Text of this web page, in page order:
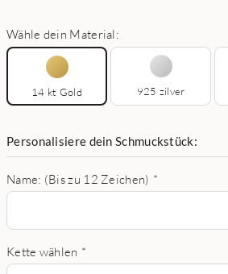
Wähle dein Material:
14 kt Gold 925 zilver
Personalisiere dein Schmuckstück:
Name: (Bis zu 12 Zeichen) *
Kette wählen *